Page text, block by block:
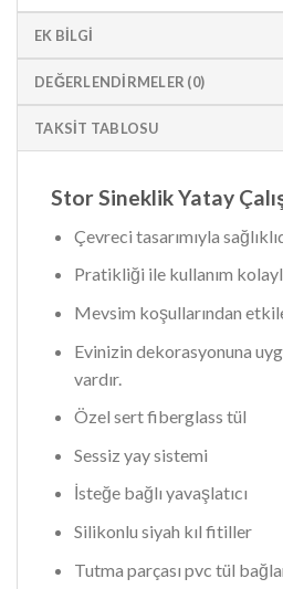
EK BILGI
DEĞERLENDIRMELER (0)
TAKSIT TABLOSU
Stor Sineklik Yatay
Çevreci tasarımıyla
Pratikliği ile kullanım
Mevsim koşullarından
Evinizin dekorasyonuna
vardır.
Özel sert fiberglass tül
Sessiz yay sistemi
İsteğe bağlı yavaşlatıcı
Silikonlu siyah kıl fitiller
Tutma parçası pvc tül